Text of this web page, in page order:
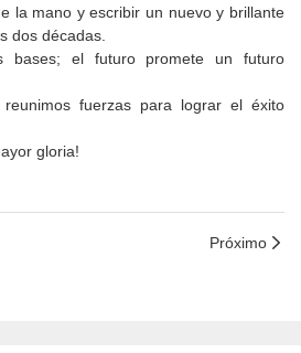
la mano y escribir un nuevo y brillante
dos décadas.
bases; el futuro promete un futuro
fuerzas para lograr el éxito
gloria!
Próximo